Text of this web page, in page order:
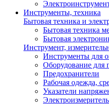
Инструменты, техника
Бытовая техника и
Бытовая техника
Бытовая
Инструмент,
Инструменты для
Оборудование для
Предохранители
Рабочая одежда,
Указатели